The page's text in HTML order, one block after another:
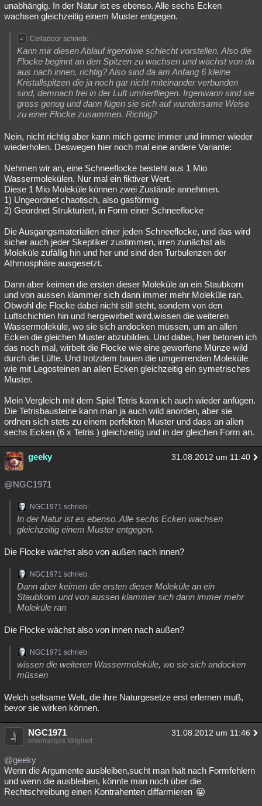
unabhängig. In der Natur ist es ebenso. Alle sechs Ecken
wachsen gleichzeitig einem Muster entgegen.
Celladoor schrieb:
Kann mir diesen Ablauf irgendwie schlecht vorstellen. Also die
Flocke beginnt an den Spitzen zu wachsen und wächst von da
aus nach innen, richtig? Also sind da am Anfang 6 kleine
Kristallspitzen die ja noch gar nicht miteinander verbunden
sind, demnach frei in der Luft umherfliegen. Irgenwann sind sie
gross genug und dann fügen sie sich auf wundersame Weise
zu einer Flocke zusammen. Richtig?
Nein, nicht richtig aber kann mich gerne immer und immer wieder
wiederholen. Deswegen hier noch mal eine andere Variante:
Nehmen wir an, eine Schneeflocke besteht aus 1 Mio
Wassermolekülen. Nur mal ein fiktiver Wert.
Diese 1 Mio Moleküle können zwei Zustände annehmen.
1) Ungeordnet chaotisch, also gasförmig
2) Geordnet Strukturiert, in Form einer Schneeflocke
Die Ausgangsmaterialien einer jeden Schneeflocke, und das wird
sicher auch jeder Skeptiker zustimmen, irren zunächst als
Moleküle zufällig hin und her und sind den Turbulenzen der
Athmosphäre ausgesetzt.
Dann aber keimen die ersten dieser Moleküle an ein Staubkorn
und von aussen klammer sich dann immer mehr Moleküle ran.
Obwohl die Flocke dabei nicht still steht, sondern von den
Luftschichten hin und hergewirbelt wird,wissen die weiteren
Wassermoleküle, wo sie sich andocken müssen, um an allen
Ecken die gleichen Muster abzubilden. Und dabei, hier betonen ich
das noch mal, wirbelt die Flocke wie eine geworfene Münze wild
durch die Lüfte. Und trotzdem bauen die umgeirrenden Moleküle
wie mit Legosteinen an allen Ecken gleichzeitig ein symetrisches
Muster.
Mein Vergleich mit dem Spiel Tetris kann ich auch wieder anfügen.
Die Tetrisbausteine kann man ja auch wild anorden, aber sie
ordnen sich stets zu einem perfekten Muster und dass an allen
sechs Ecken (6 x Tetris ) gleichzeitig und in der gleichen Form an.
geeky 31.08.2012 um 11:40
@NGC1971
NGC1971 schrieb:
In der Natur ist es ebenso. Alle sechs Ecken wachsen
gleichzeitig einem Muster entgegen.
Die Flocke wächst also von außen nach innen?
NGC1971 schrieb:
Dann aber keimen die ersten dieser Moleküle an ein
Staubkorn und von aussen klammer sich dann immer mehr
Moleküle ran
Die Flocke wächst also von innen nach außen?
NGC1971 schrieb:
wissen die weiteren Wassermoleküle, wo sie sich andocken
müssen
Welch seltsame Welt, die ihre Naturgesetze erst erlernen muß,
bevor sie wirken können.
NGC1971 31.08.2012 um 11:46
ehemaliges Mitglied
@geeky
Wenn die Argumente ausbleiben,sucht man halt nach Formfehlern
und wenn die ausbleiben, könnte man noch über die
Rechtschreibung einen Kontrahenten diffarmieren